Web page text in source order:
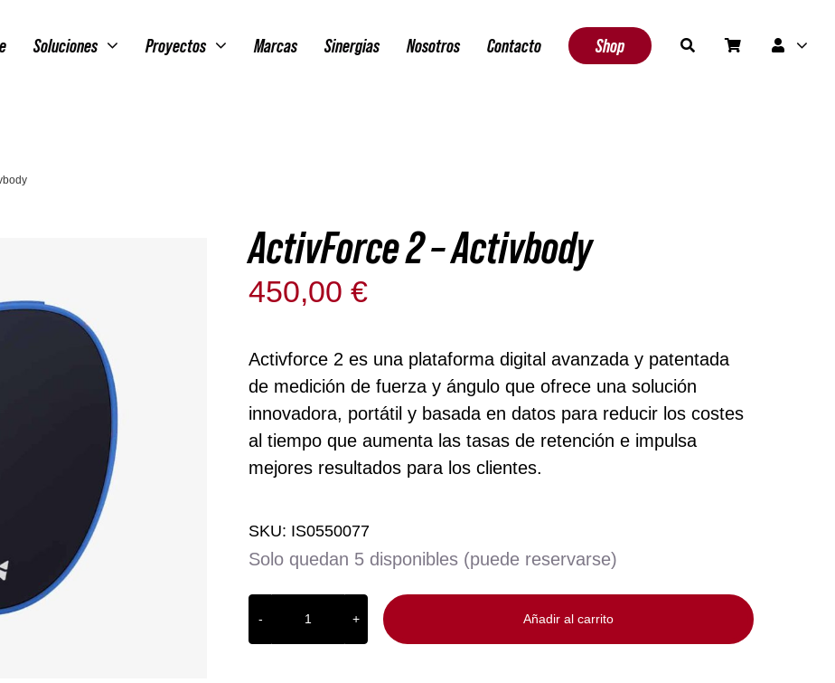
Soluciones Proyectos Marcas Sinergias Nosotros Contacto Shop
ActivForce 2 – Activbody
450,00€
Activforce 2 es una plataforma digital avanzada y patentada
de medición de fuerza y ángulo que ofrece una solución
innovadora, portátil y basada en datos para reducir los costes
al tiempo que aumenta las tasas de retención e impulsa
mejores resultados para los clientes.
SKU: IS0550077
Solo quedan 5 disponibles (puede reservarse)
ActivForce
2
Añadir al carrito